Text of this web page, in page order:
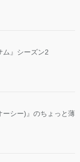
ム』シーズン2
ーシー)』のちょっと薄